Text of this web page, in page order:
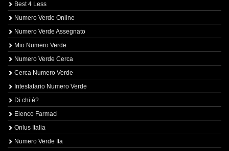
Best 4 Less
Numero Verde Online
Numero Verde Assegnato
Mio Numero Verde
Numero Verde Cerca
Cerca Numero Verde
Intestatario Numero Verde
Di chi è?
Elenco Farmaci
Onlus Italia
Numero Verde Ita